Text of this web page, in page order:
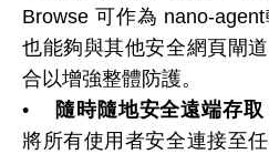
Browse 可作為 nano-
也能夠與其他安全網頁閘
合以增強整體防護。
•
隨時隨地安全遠端存取
將所有使用者安全連接至